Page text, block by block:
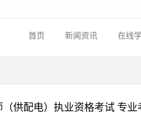
首页 新闻资讯 在线
（供配电）执业资格考试 专